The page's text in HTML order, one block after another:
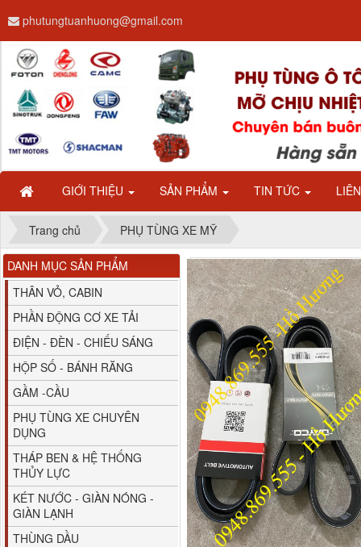
GIỚI THIỆU SẢN PHẨM TIN TỨC
phutungtuanhuong@gmail.com
Trang chủ PHỤ TÙNG XE MỸ
DANH MỤC SẢN PHẨM
THÂN VỎ, CABIN
PHẦN ĐỘNG CƠ XE TẢI
ĐIỆN - ĐÈN - CHIẾU SÁNG
HỘP SỐ - BÁNH RĂNG
GẦM -CẦU
PHỤ TÙNG XE CHUYÊN
DỤNG
THÁP BEN & HỆ THỐNG
THỦY LỰC
KÉT NƯỚC - GIÀN NÓNG -
GIÀN LẠNH
THÙNG DẦU
Dây ga CAMC H08 dài
2.68m
Bình nước phụ
Chenglong hải âu...
80YHCB-60 Bơm xăng
dầu 60m3/h...